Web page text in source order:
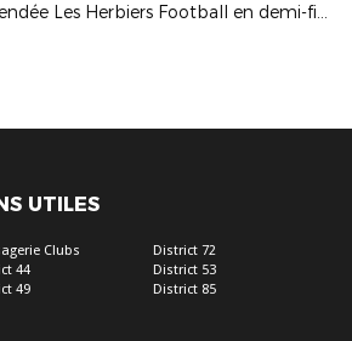
Vendée Les Herbiers Football en demi-finale !
UTILES
Clubs
44
49
District 72
District 53
District 85